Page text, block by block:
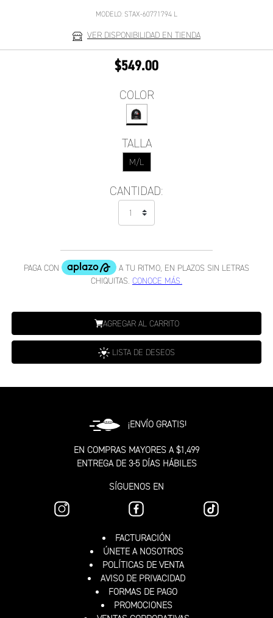
MODELO: STAX-60771794 L
VER DISPONIBILIDAD EN TIENDA
$549.00
COLOR
TALLA
M/L
CANTIDAD:
AGREGAR AL CARRITO
LISTA DE DESEOS
¡ENVÍO GRATIS!
EN COMPRAS MAYORES A $1,499
ENTREGA DE 3-5 DÍAS HÁBILES
SÍGUENOS EN
FACTURACIÓN
ÚNETE A NOSOTROS
POLÍTICAS DE VENTA
AVISO DE PRIVACIDAD
FORMAS DE PAGO
PROMOCIONES